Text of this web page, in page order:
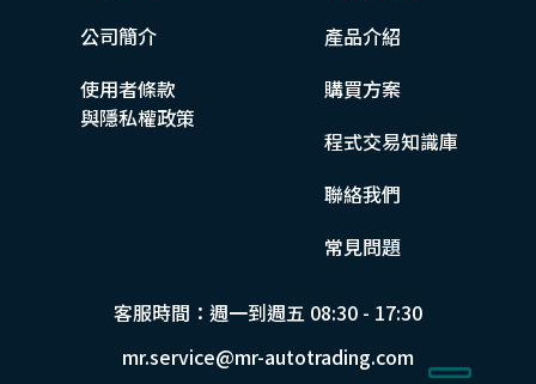
公司簡介
使用者條款
與隱私權政策
產品介紹
購買方案
程式交易知識庫
聯絡我們
常見問題
客服時間：週一到週五 08:30 - 17:30
mr.service@mr-autotrading.com